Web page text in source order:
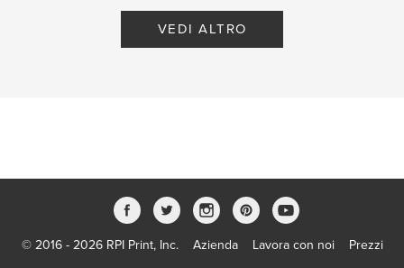
VEDI ALTRO
© 2016 - 2026 RPI Print, Inc. Azienda Lavora con noi
Prezzi